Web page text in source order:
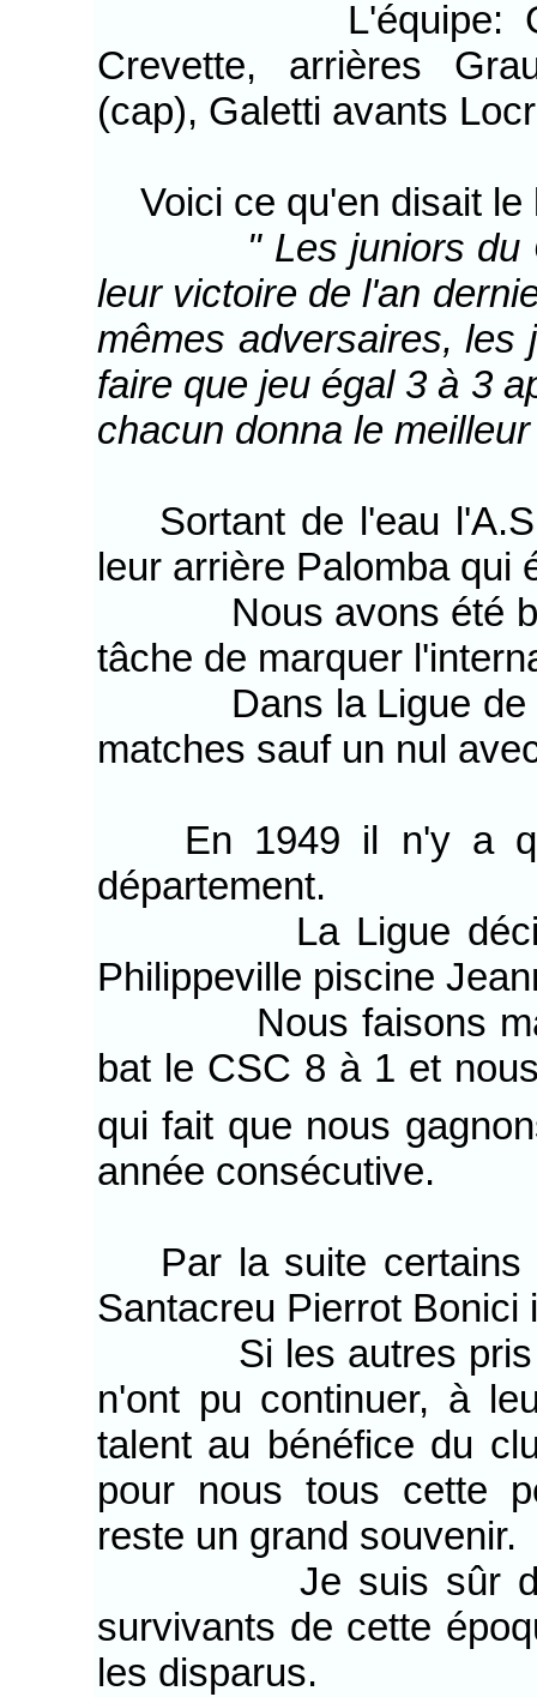
L'équipe: Goal
Crevette, arrières
(cap), Galetti avants
Voici ce qu'en disait le
" Les juniors du
leur victoire de l'an
mêmes adversaires, les
faire que jeu égal 3 à 3
chacun donna le
Sortant de l'eau
leur arrière Palomba qui
Nous avons été
tâche de marquer
Dans la Ligue de
matches sauf un nul
En 1949 il n'y a
département.
La Ligue décide
Philippeville piscine
Nous faisons
bat le CSC 8 à 1 et
qui fait que nous
année consécutive.
Par la suite certains
Santacreu Pierrot Bonici
Si les autres pris
n'ont pu continuer, à
talent au bénéfice du
pour nous tous cette
reste un grand souvenir.
Je suis sûr de
survivants de cette
les disparus.